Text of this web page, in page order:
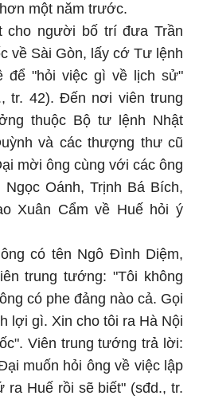
một năm trước.
cho người bố trí đưa Trần
về Sài Gòn, lấy cớ Tư lệnh
để "hỏi việc gì về lịch sử"
tr. 42). Đến nơi viên trung
thuộc Bộ tư lệnh Nhật
và các thượng thư cũ
mời ông cùng với các ông
Ngọc Oánh, Trịnh Bá Bích,
Xuân Cẩm về Huế hỏi ý
có tên Ngô Đình Diệm,
trung tướng: "Tôi không
có phe đảng nào cả. Gọi
lợi gì. Xin cho tôi ra Hà Nội
Viên trung tướng trả lời:
muốn hỏi ông về việc lập
ra Huế rồi sẽ biết" (sđd., tr.